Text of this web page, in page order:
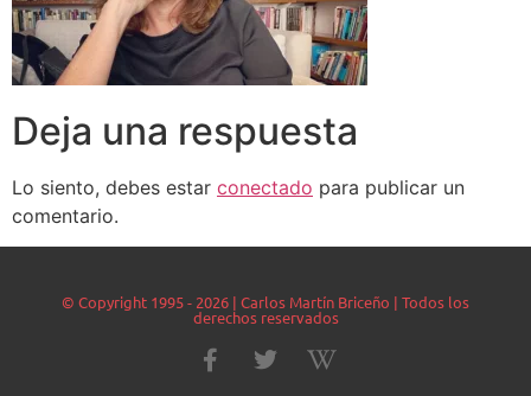
Deja una respuesta
Lo siento, debes estar conectado para publicar un
comentario.
© Copyright 1995 - 2026 | Carlos Martín Briceño | Todos los
derechos reservados